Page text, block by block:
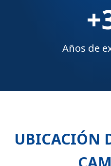
Años de
UBICACIÓN